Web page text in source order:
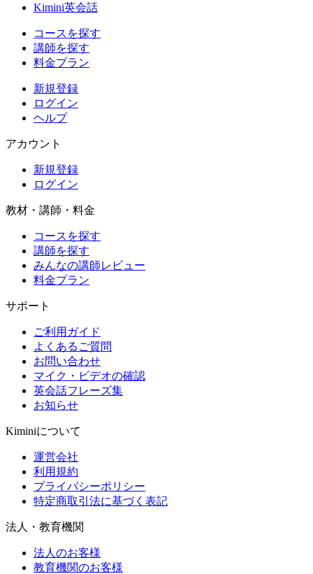
Kimini英会話
コースを探す
講師を探す
料金プラン
新規登録
ログイン
ヘルプ
アカウント
新規登録
ログイン
教材・講師・料金
コースを探す
講師を探す
みんなの講師レビュー
料金プラン
サポート
ご利用ガイド
よくあるご質問
お問い合わせ
マイク・ビデオの確認
英会話フレーズ集
お知らせ
Kiminiについて
運営会社
利用規約
プライバシーポリシー
特定商取引法に基づく表記
法人・教育機関
法人のお客様
教育機関のお客様